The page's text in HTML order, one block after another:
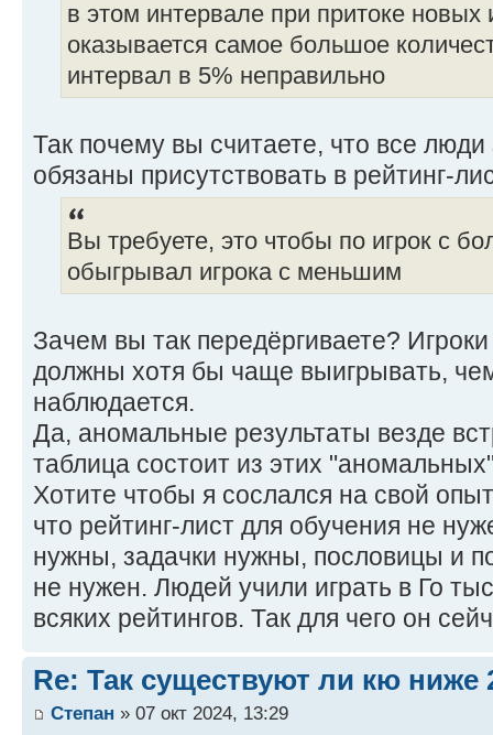
в этом интервале при притоке новых
оказывается самое большое
интервал в 5% неправильно
Так почему вы считаете, что все
обязаны присутствовать в рейтинг-
Вы требуете, это чтобы по игрок с
обыгрывал игрока с меньшим
Зачем вы так передёргиваете?
должны хотя бы чаще выигрывать,
наблюдается.
Да, аномальные результаты везде
таблица состоит из этих
Хотите чтобы я сослался на свой
что рейтинг-лист для обучения не
нужны, задачки нужны, пословицы и
не нужен. Людей учили играть в Го
всяких рейтингов. Так для чего он
Re: Так существуют ли кю ниже
Степан » 07 окт 2024, 13:29